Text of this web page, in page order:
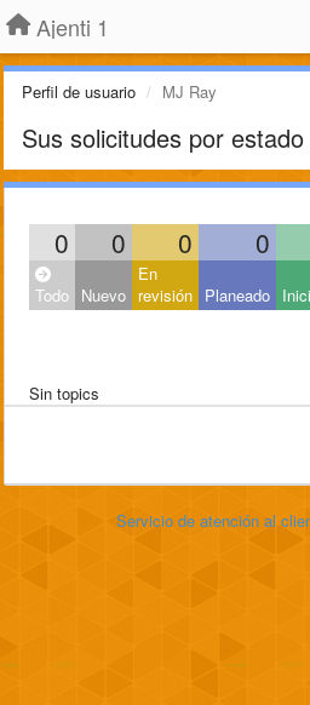
Ajenti 1
Perfil de usuario MJ Ray
Sus solicitudes por estado
0 0 0 0
Todo Nuevo
En
revisión Planeado
Sin topics
Servicio de atención al